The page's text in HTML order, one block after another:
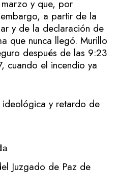
y que, por
a partir de la
y de la declaración de
que nunca llegó. Murillo
después de las 9:23
cuando el incendio ya
y retardo de
Juzgado de Paz de